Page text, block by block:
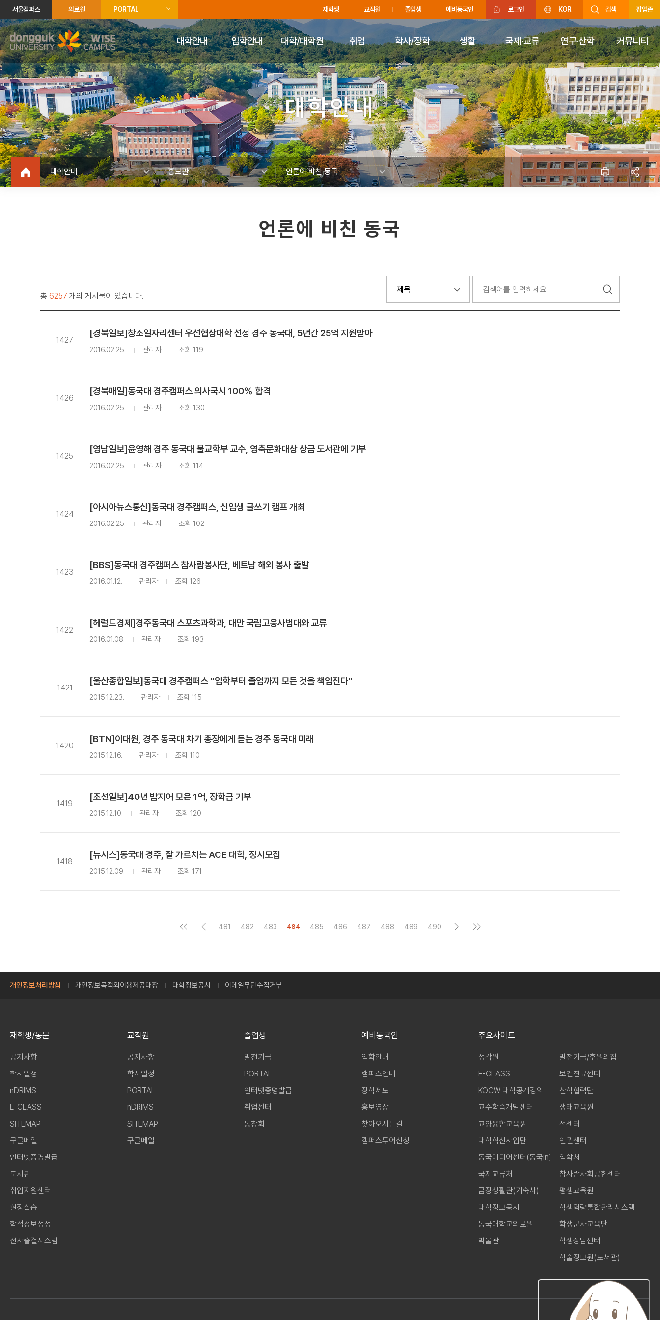
주메뉴 바로가기
푸터 바로가기
서울캠퍼스 의료원 PORTAL 재학생 교직원 졸업생 예비동국인 로그인 KOR 검색 팝업존
대학안내 입학안내 대학/대학원 취업 학사/장학 생활 국제·교류 연구·산학 커뮤니티
대학안내
대학안내 홍보관 언론에 비친 동국
언론에 비친 동국
총 6257 개의 게시물이 있습니다.
1427
[경북일보]창조일자리센터 우선협상대학 선정 경주 동국대, 5년간 25억 지원받아
2016.02.25. 관리자 조회 119
1426
[경북매일]동국대 경주캠퍼스 의사국시 100% 합격
2016.02.25. 관리자 조회 130
1425
[영남일보]윤영해 경주 동국대 불교학부 교수, 영축문화대상 상금 도서관에 기부
2016.02.25. 관리자 조회 114
1424
[아시아뉴스통신]동국대 경주캠퍼스, 신입생 글쓰기 캠프 개최
2016.02.25. 관리자 조회 102
1423
[BBS]동국대 경주캠퍼스 참사람봉사단, 베트남 해외 봉사 출발
2016.01.12. 관리자 조회 126
1422
[헤럴드경제]경주동국대 스포츠과학과, 대만 국립고웅사범대와 교류
2016.01.08. 관리자 조회 193
1421
[울산종합일보]동국대 경주캠퍼스 “입학부터 졸업까지 모든 것을 책임진다”
2015.12.23. 관리자 조회 115
1420
[BTN]이대원, 경주 동국대 차기 총장에게 듣는 경주 동국대 미래
2015.12.16. 관리자 조회 110
1419
[조선일보]40년 밥지어 모은 1억, 장학금 기부
2015.12.10. 관리자 조회 120
1418
[뉴시스]동국대 경주, 잘 가르치는 ACE 대학, 정시모집
2015.12.09. 관리자 조회 171
481 482 483 484 485 486 487 488 489 490
개인정보처리방침 개인정보목적외이용제공대장 대학정보공시 이메일무단수집거부
재학생/동문
공지사항
학사일정
nDRIMS
E-CLASS
SITEMAP
구글메일
인터넷증명발급
도서관
취업지원센터
현장실습
학적정보정정
전자출결시스템
교직원
공지사항
학사일정
PORTAL
nDRIMS
SITEMAP
구글메일
졸업생
발전기금
PORTAL
인터넷증명발급
취업센터
동창회
예비동국인
입학안내
캠퍼스안내
장학제도
홍보영상
찾아오시는길
캠퍼스투어신청
주요사이트
정각원
E-CLASS
KOCW 대학공개강의
교수학습개발센터
교양융합교육원
대학혁신사업단
동국미디어센터(동국in)
국제교류처
금장생활관(기숙사)
대학정보공시
동국대학교의료원
박물관
발전기금/후원의집
보건진료센터
산학협력단
생태교육원
선센터
인권센터
입학처
참사람사회공헌센터
평생교육원
학생역량통합관리시스템
학생군사교육단
학생상담센터
학술정보원(도서관)